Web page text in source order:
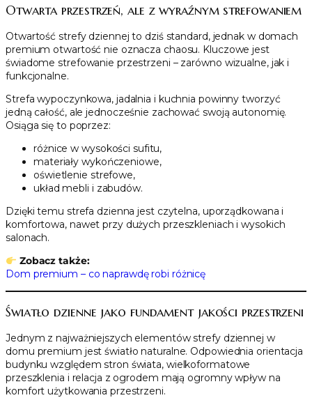
Otwarta przestrzeń, ale z wyraźnym strefowaniem
Otwartość strefy dziennej to dziś standard, jednak w domach
premium otwartość nie oznacza chaosu. Kluczowe jest
świadome strefowanie przestrzeni – zarówno wizualne, jak i
funkcjonalne.
Strefa wypoczynkowa, jadalnia i kuchnia powinny tworzyć
jedną całość, ale jednocześnie zachować swoją autonomię.
Osiąga się to poprzez:
różnice w wysokości sufitu,
materiały wykończeniowe,
oświetlenie strefowe,
układ mebli i zabudów.
Dzięki temu strefa dzienna jest czytelna, uporządkowana i
komfortowa, nawet przy dużych przeszkleniach i wysokich
salonach.
Zobacz także:
Dom premium – co naprawdę robi różnicę
Światło dzienne jako fundament jakości przestrzeni
Jednym z najważniejszych elementów strefy dziennej w
domu premium jest światło naturalne. Odpowiednia orientacja
budynku względem stron świata, wielkoformatowe
przeszklenia i relacja z ogrodem mają ogromny wpływ na
komfort użytkowania przestrzeni.